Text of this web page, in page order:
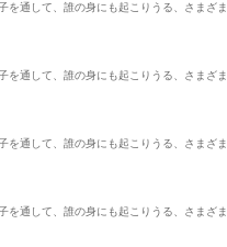
を通して、誰の身にも起こりうる、さまざ
を通して、誰の身にも起こりうる、さまざ
を通して、誰の身にも起こりうる、さまざ
を通して、誰の身にも起こりうる、さまざ